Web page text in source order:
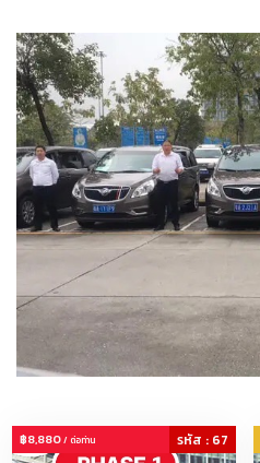
฿8,880/ ต่อท่าน รหัส : 67